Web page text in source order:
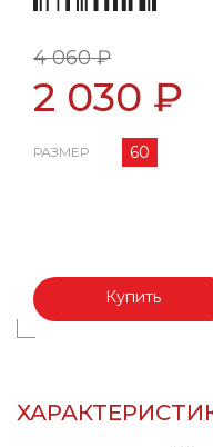
4 060 ₽
2 030 ₽
РАЗМЕР 60
Купить